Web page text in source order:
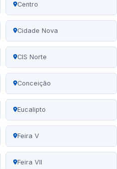
Centro
Cidade Nova
CIS Norte
Conceição
Eucalipto
Feira V
Feira VII